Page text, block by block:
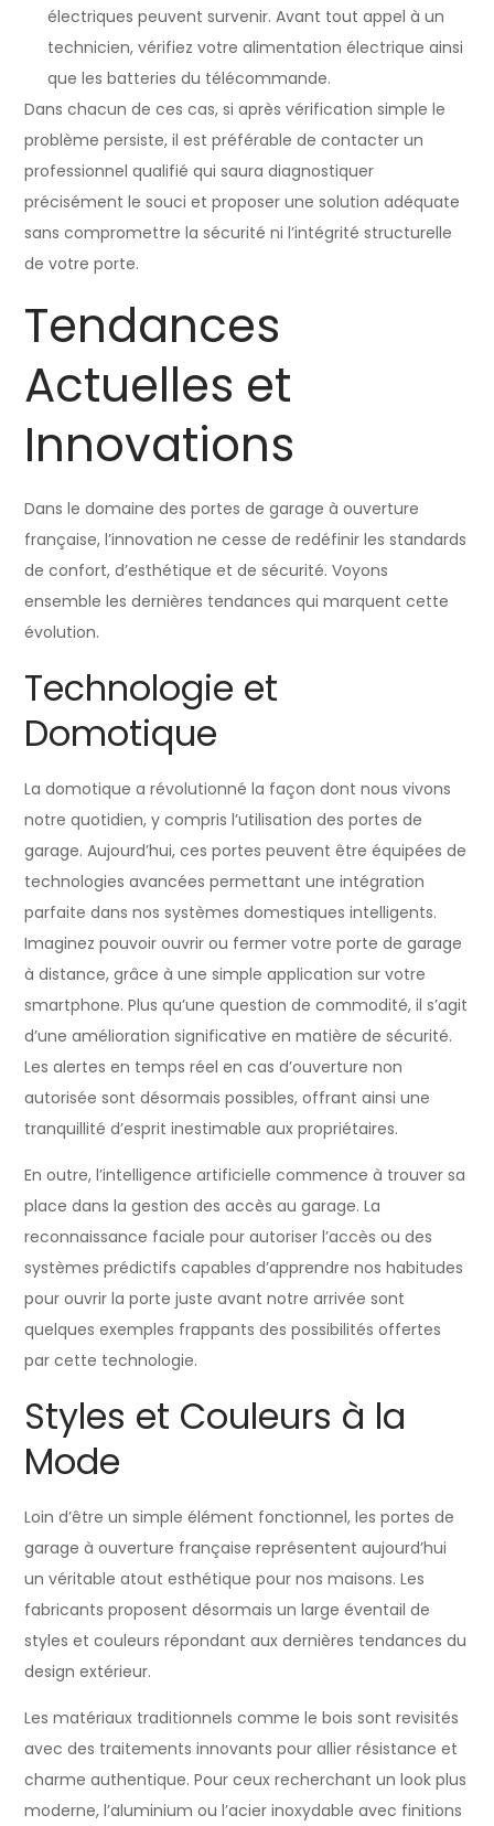
électriques peuvent survenir. Avant tout appel à un
technicien, vérifiez votre alimentation électrique ainsi
que les batteries du télécommande.
Dans chacun de ces cas, si après vérification simple le
problème persiste, il est préférable de contacter un
professionnel qualifié qui saura diagnostiquer
précisément le souci et proposer une solution adéquate
sans compromettre la sécurité ni l’intégrité structurelle
de votre porte.
Tendances
Actuelles et
Innovations
Dans le domaine des portes de garage à ouverture
française, l’innovation ne cesse de redéfinir les standards
de confort, d’esthétique et de sécurité. Voyons
ensemble les dernières tendances qui marquent cette
évolution.
Technologie et
Domotique
La domotique a révolutionné la façon dont nous vivons
notre quotidien, y compris l’utilisation des portes de
garage. Aujourd’hui, ces portes peuvent être équipées de
technologies avancées permettant une intégration
parfaite dans nos systèmes domestiques intelligents.
Imaginez pouvoir ouvrir ou fermer votre porte de garage
à distance, grâce à une simple application sur votre
smartphone. Plus qu’une question de commodité, il s’agit
d’une amélioration significative en matière de sécurité.
Les alertes en temps réel en cas d’ouverture non
autorisée sont désormais possibles, offrant ainsi une
tranquillité d’esprit inestimable aux propriétaires.
En outre, l’intelligence artificielle commence à trouver sa
place dans la gestion des accès au garage. La
reconnaissance faciale pour autoriser l’accès ou des
systèmes prédictifs capables d’apprendre nos habitudes
pour ouvrir la porte juste avant notre arrivée sont
quelques exemples frappants des possibilités offertes
par cette technologie.
Styles et Couleurs à la
Mode
Loin d’être un simple élément fonctionnel, les portes de
garage à ouverture française représentent aujourd’hui
un véritable atout esthétique pour nos maisons. Les
fabricants proposent désormais un large éventail de
styles et couleurs répondant aux dernières tendances du
design extérieur.
Les matériaux traditionnels comme le bois sont revisités
avec des traitements innovants pour allier résistance et
charme authentique. Pour ceux recherchant un look plus
moderne, l’aluminium ou l’acier inoxydable avec finitions